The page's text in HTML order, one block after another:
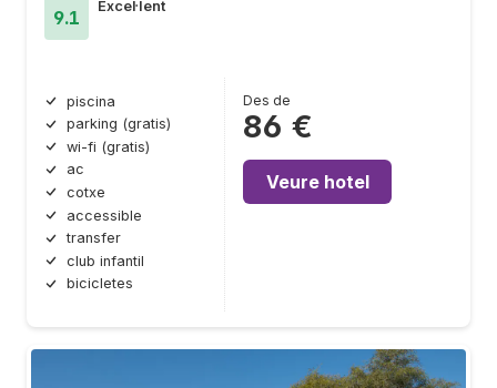
9.1
Excel·lent
piscina
parking (gratis)
wi-fi (gratis)
ac
cotxe
accessible
transfer
club infantil
bicicletes
Des de
86 €
Veure hotel